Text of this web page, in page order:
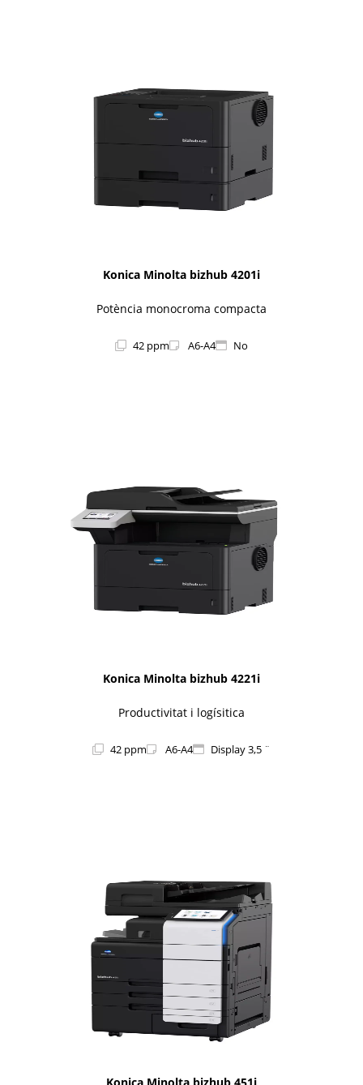
Konica Minolta bizhub 4201i
Potència monocroma compacta
42 ppm A6-A4 No
Konica Minolta bizhub 4221i
Productivitat i logísitica
42 ppm A6-A4 Display 3,5 ¨